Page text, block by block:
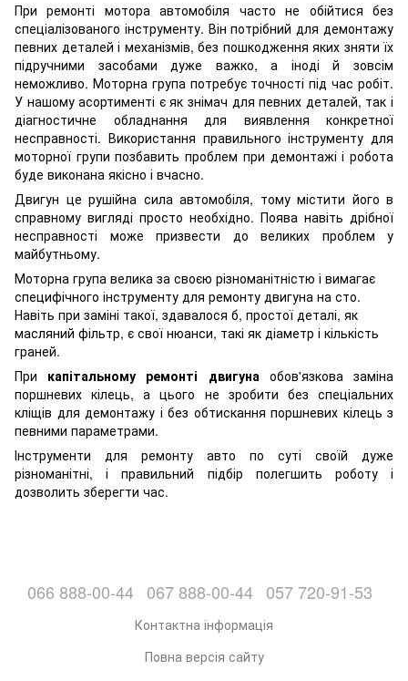
При ремонті мотора автомобіля часто не обійтися без
спеціалізованого інструменту. Він потрібний для демонтажу
певних деталей і механізмів, без пошкодження яких зняти їх
підручними засобами дуже важко, а іноді й зовсім
неможливо. Моторна група потребує точності під час робіт.
У нашому асортименті є як знімач для певних деталей, так і
діагностичне обладнання для виявлення конкретної
несправності. Використання правильного інструменту для
моторної групи позбавить проблем при демонтажі і робота
буде виконана якісно і вчасно.
Двигун це рушійна сила автомобіля, тому містити його в
справному вигляді просто необхідно. Поява навіть дрібної
несправності може призвести до великих проблем у
майбутньому.
Моторна група велика за своєю різноманітністю і вимагає
специфічного інструменту для ремонту двигуна на сто.
Навіть при заміні такої, здавалося б, простої деталі, як
масляний фільтр, є свої нюанси, такі як діаметр і кількість
граней.
При капітальному ремонті двигунаобов'язкова заміна
поршневих кілець, а цього не зробити без спеціальних
кліщів для демонтажу і без обтискання поршневих кілець з
певними параметрами.
Інструменти для ремонту авто по суті своїй дуже
різноманітні, і правильний підбір полегшить роботу і
дозволить зберегти час.
066 888-00-44 067 888-00-44 057 720-91-53
Контактна інформація
Повна версія сайту